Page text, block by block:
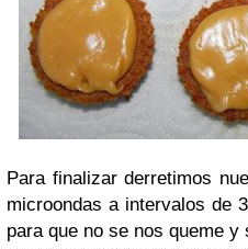
Para finalizar derretimos
microondas a intervalos de
para que no se nos queme